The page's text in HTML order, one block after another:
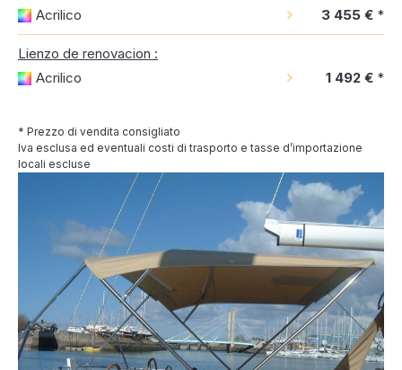
Acrilico
3 455 € *
Lienzo de renovacion :
Acrilico
1 492 € *
* Prezzo di vendita consigliato
Iva esclusa ed eventuali costi di trasporto e tasse d’importazione
locali escluse